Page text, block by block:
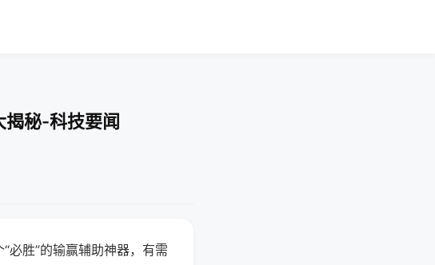
揭秘-科技要闻
必胜”的输赢辅助神器，有需